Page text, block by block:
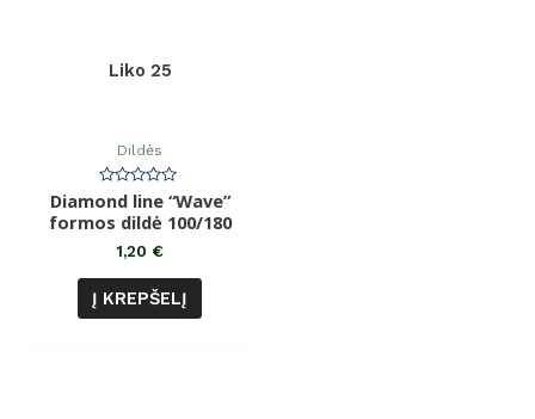
Liko 25
Dildės
Įvertinimas:
0
iš
Diamond line “Wave”
formos dildė 100/180
1,20 €
Į KREPŠELĮ